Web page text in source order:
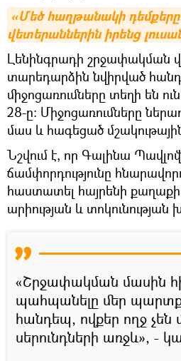
«Մեծ հաղթանակի
վետերաններին իրենց
Լենինգրադի շրջափակման
տարեդարձին նվիրված
միջոցառումները տեղի են
28-ը: Միջոցառումները
մաս և հագեցած
Նշվում է, որ Գալինա
ճամփորդությունը
հաստատել հայրենի քաղաքի
արիության և տոկունության
«Շրջափակման մասին
պահպանելը մեր
հանդեպ, ովքեր ողջ
սերունդների առջև», -